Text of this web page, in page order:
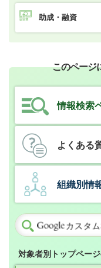
助成・融資
このページ
情報検索
よくある
組織別情
対象者別トップペー